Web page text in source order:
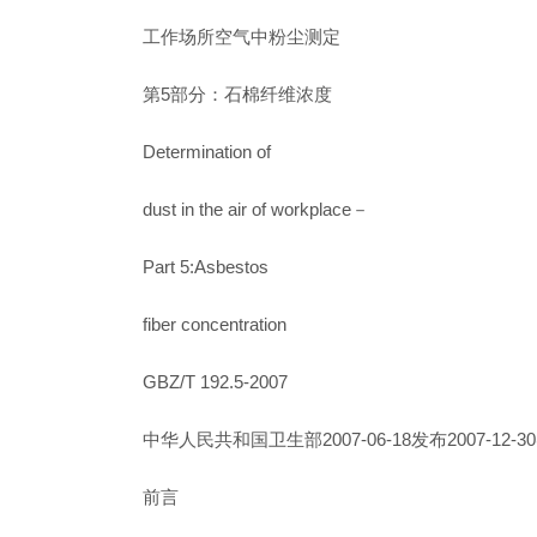
工作场所空气中粉尘测定
第5部分：石棉纤维浓度
Determination of
dust in the air of workplace－
Part 5:Asbestos
fiber concentration
GBZ/T 192.5-2007
中华人民共和国卫生部2007-06-18发布2007-12-
前言